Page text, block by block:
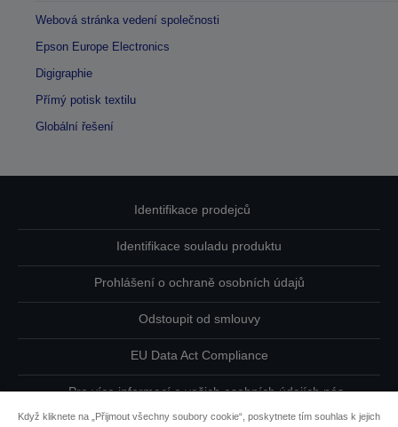
Webová stránka vedení společnosti
Epson Europe Electronics
Digigraphie
Přímý potisk textilu
Globální řešení
Identifikace prodejců
Identifikace souladu produktu
Prohlášení o ochraně osobních údajů
Odstoupit od smlouvy
EU Data Act Compliance
Pro více informací o vašich osobních údajích nás
Když kliknete na „Přijmout všechny soubory cookie“, poskytnete tím souhlas k jejich